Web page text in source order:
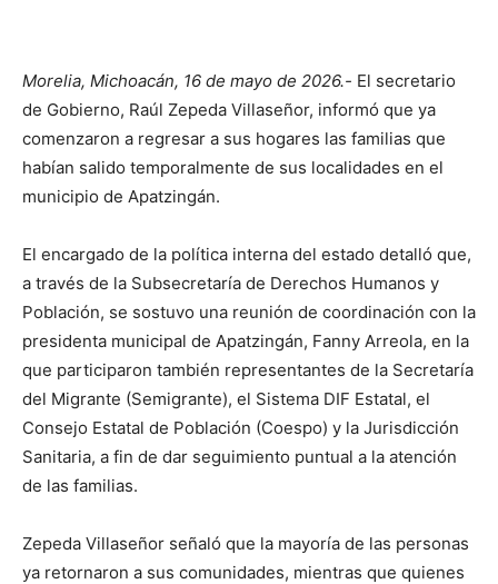
Morelia, Michoacán, 16 de mayo de 2026.- El secretario
de Gobierno, Raúl Zepeda Villaseñor, informó que ya
comenzaron a regresar a sus hogares las familias que
habían salido temporalmente de sus localidades en el
municipio de Apatzingán.
El encargado de la política interna del estado detalló que,
a través de la Subsecretaría de Derechos Humanos y
Población, se sostuvo una reunión de coordinación con la
presidenta municipal de Apatzingán, Fanny Arreola, en la
que participaron también representantes de la Secretaría
del Migrante (Semigrante), el Sistema DIF Estatal, el
Consejo Estatal de Población (Coespo) y la Jurisdicción
Sanitaria, a fin de dar seguimiento puntual a la atención
de las familias.
Zepeda Villaseñor señaló que la mayoría de las personas
ya retornaron a sus comunidades, mientras que quienes